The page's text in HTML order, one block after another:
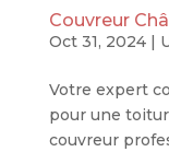
Couvreur
Oct 31, 2024|
Votre expert
pour une
couvreur